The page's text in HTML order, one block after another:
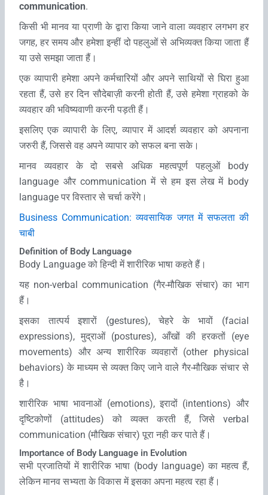
communication.
किसी भी मानव या प्राणी के द्वारा किया जाने वाला व्‍यवहार लगभग हर
जगह, हर समय और हमेशा इन्‍हीं दो पहलुओं से अभिव्‍यक्‍त किया जाता हैं
या उसे समझा जाता हैं।
एक व्‍यापारी हमेशा अपने कर्मचारियों और अपने साथियों से घिरा हुआ
रहता हैं, उसे हर दिन सौदेबाज़ी करनी होती हैं, उसे हमेशा ग्राहको के
व्‍यवहार की भविष्‍यवाणी करनी पड़ती हैं।
इसलिए एक व्‍यापारी के लिए, व्‍यापार में आदर्श व्‍यवहार को अपनाना
जरुरी हैं, जिससे वह अपने व्‍यापार को सफल बना सके।
मानव व्‍यवहार के दो सबसे अधिक महत्‍वपूर्ण पहलुओं body
language और communication में से हम इस लेख में body
language पर विस्‍तार से चर्चा करेंगे।
Business Communication: व्‍यवसायिक जगत में सफलता की
चाबी
Definition of Body Language
Body Language को हिन्‍दी में शारीरिक भाषा कहते हैं।
यह non-verbal communication (गैर-मौखिक संचार) का भाग
हैं।
इसका तात्‍पर्य इशारों (gestures), चेहरे के भावों (facial
expressions), मुद्राओं (postures), आँखों की हरकतों (eye
movements) और अन्य शारीरिक व्यवहारों (other physical
behaviors) के माध्यम से व्यक्त किए जाने वाले गैर-मौखिक संचार से
है।
शारीरिक भाषा भावनाओं (emotions), इरादों (intentions) और
दृष्टिकोणों (attitudes) को व्यक्त करती हैं, जिसे verbal
communication (मौखिक संचार) पूरा नही कर पाते हैं।
Importance of Body Language in Evolution
सभी प्रजातियों में शारीरिक भाषा (body language) का महत्‍व हैं,
लेकिन मानव सभ्‍यता के विकास में इसका अपना महत्‍व रहा हैं।